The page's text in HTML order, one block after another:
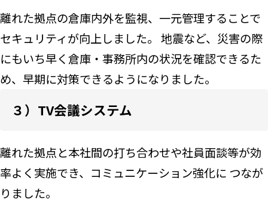
離れた拠点の倉庫内外を監視、一元管理することで
セキュリティが向上しました。 地震など、災害の際
にもいち早く倉庫・事務所内の状況を確認できるた
め、早期に対策できるようになりました。
３）TV会議システム
離れた拠点と本社間の打ち合わせや社員面談等が効
率よく実施でき、コミュニケーション強化に つなが
りました。